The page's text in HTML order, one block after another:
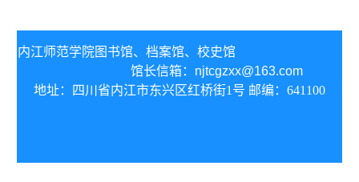
内江师范学院图书馆、 档案馆、校史馆
馆长信箱： njtcgzxx@163.com
地址：四川省内江市东兴区红桥街1号 邮编：641100